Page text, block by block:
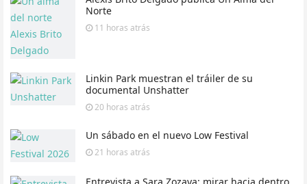
Norte
11 horas atrás
Linkin Park muestran el tráiler de su
documental Unshatter
20 horas atrás
Un sábado en el nuevo Low Festival
21 horas atrás
Entrevista a Sara Zozaya: mirar hacia dentro